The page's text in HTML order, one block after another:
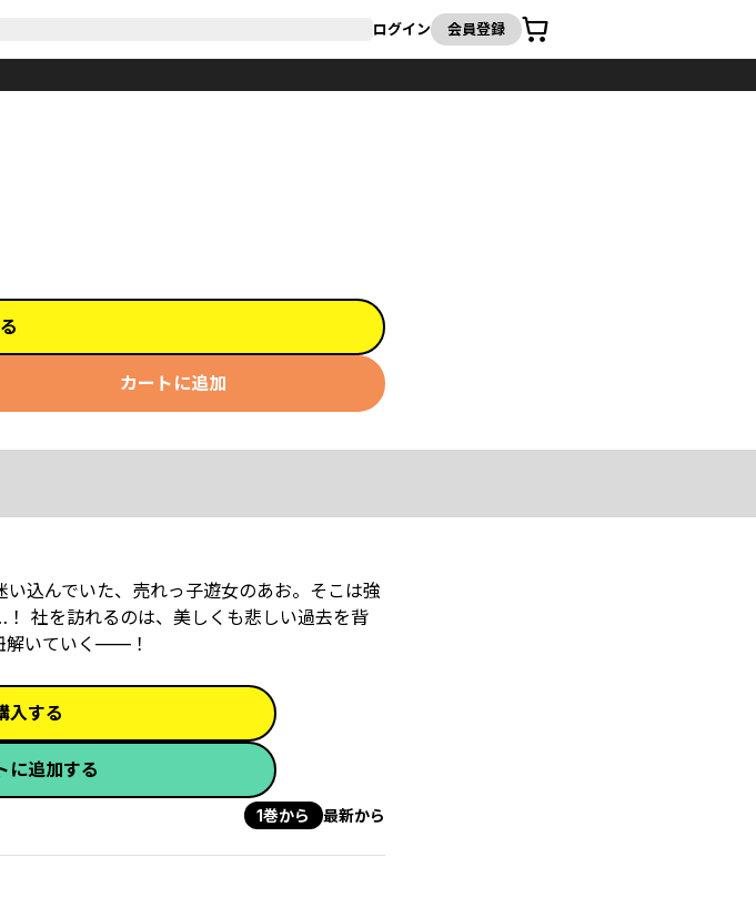
ログイン 会員登録
カート
カートに追加
込んでいた、売れっ子遊女のあお。そこは強
社を訪れるのは、美しくも悲しい過去を背
解いていく——！
入する
に追加する
1巻から 最新から